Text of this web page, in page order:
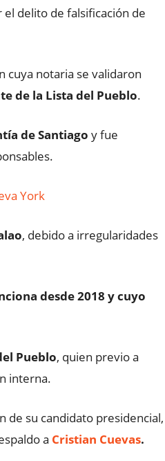
el delito de falsificación de
cuya notaria se validaron
de la Lista del Pueblo.
de Santiago y fue
York
, debido a irregularidades
desde 2018 y cuyo
Pueblo, quien previo a
interna.
de su candidato presidencial,
a Cristian Cuevas.